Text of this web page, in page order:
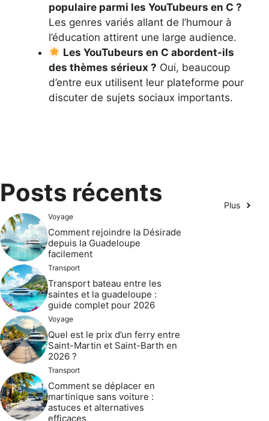
populaire parmi les YouTubeurs en C ?
Les genres variés allant de l’humour à
l’éducation attirent une large audience.
Les YouTubeurs en C abordent-ils
des thèmes sérieux ? Oui, beaucoup
d’entre eux utilisent leur plateforme pour
discuter de sujets sociaux importants.
Posts récents Plus
Voyage
Comment rejoindre la Désirade
depuis la Guadeloupe
facilement
Transport
Transport bateau entre les
saintes et la guadeloupe :
guide complet pour 2026
Voyage
Quel est le prix d’un ferry entre
Saint-Martin et Saint-Barth en
2026 ?
Transport
Comment se déplacer en
martinique sans voiture :
astuces et alternatives
efficaces